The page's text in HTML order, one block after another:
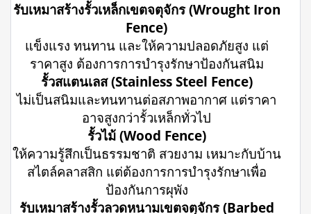
รับเหมาสร้างรั้วเหล็กเขตจตุจักร (Wrought Iron
Fence)
แข็งแรง ทนทาน และให้ความปลอดภัยสูง แต่
ราคาสูง ต้องการการบำรุงรักษาป้องกันสนิม
รั้วสแตนเลส (Stainless Steel Fence)
ไม่เป็นสนิมและทนทานต่อสภาพอากาศ แต่ราคา
อาจสูงกว่ารั้วเหล็กทั่วไป
รั้วไม้ (Wood Fence)
ให้ความรู้สึกเป็นธรรมชาติ สวยงาม เหมาะกับบ้าน
สไตล์คลาสสิก แต่ต้องการการบำรุงรักษาเพื่อ
ป้องกันการผุพัง
รับเหมาสร้างรั้วลวดหนามเขตจตุจักร (Barbed